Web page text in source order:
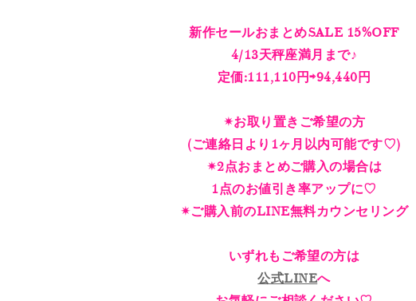
新作セールおまとめSALE 15%OFF
4/13天秤座満月まで♪
定価:111,110円⇨94,440円
✴︎お取り置きご希望の方
(ご連絡日より1ヶ月以内可能です♡)
✴︎2点おまとめご購入の場合は
1点のお値引き率アップに♡
✴︎ご購入前のLINE無料カウンセリング
いずれもご希望の方は
公式LINEへ